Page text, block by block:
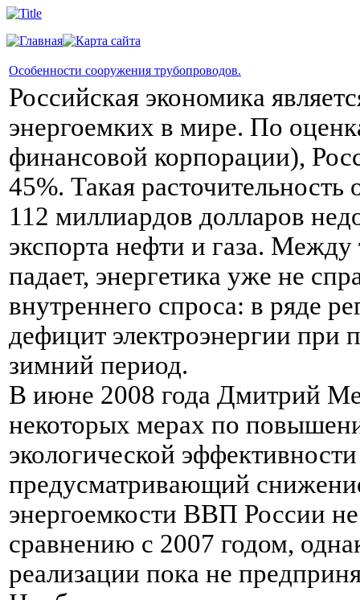
Особенности сооружения трубопроводов.
Российская экономика
энергоемких в мире. По
финансовой корпорации),
45%. Такая расточительность
112 миллиардов долларов
экспорта нефти и газа.
падает, энергетика уже не
внутреннего спроса: в ряде
дефицит электроэнергии при
зимний период.
В июне 2008 года Дмитрий
некоторых мерах по
экологической
предусматривающий
энергоемкости ВВП России
сравнению с 2007 годом,
реализации пока не